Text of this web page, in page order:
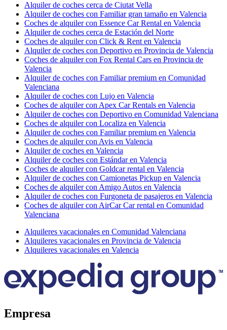
Alquiler de coches cerca de Ciutat Vella
Alquiler de coches con Familiar gran tamaño en Valencia
Coches de alquiler con Essence Car Rental en Valencia
Alquiler de coches cerca de Estación del Norte
Coches de alquiler con Click & Rent en Valencia
Alquiler de coches con Deportivo en Provincia de Valencia
Coches de alquiler con Fox Rental Cars en Provincia de
Valencia
Alquiler de coches con Familiar premium en Comunidad
Valenciana
Alquiler de coches con Lujo en Valencia
Coches de alquiler con Apex Car Rentals en Valencia
Alquiler de coches con Deportivo en Comunidad Valenciana
Coches de alquiler con Localiza en Valencia
Alquiler de coches con Familiar premium en Valencia
Coches de alquiler con Avis en Valencia
Alquiler de coches en Valencia
Alquiler de coches con Estándar en Valencia
Coches de alquiler con Goldcar rental en Valencia
Alquiler de coches con Camionetas Pickup en Valencia
Coches de alquiler con Amigo Autos en Valencia
Alquiler de coches con Furgoneta de pasajeros en Valencia
Coches de alquiler con AirCar Car rental en Comunidad
Valenciana
Alquileres vacacionales en Comunidad Valenciana
Alquileres vacacionales en Provincia de Valencia
Alquileres vacacionales en Valencia
Empresa